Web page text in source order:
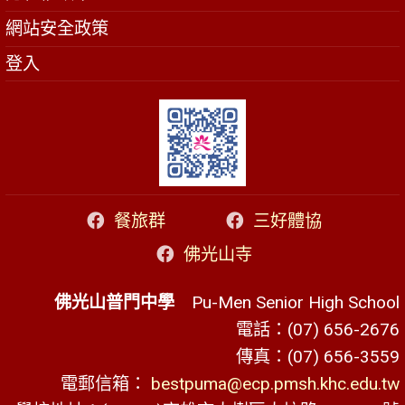
網站安全政策
登入
餐旅群
三好體協
佛光山寺
佛光山普門中學 Pu-Men Senior High School
電話：(07) 656-2676
傳真：(07) 656-3559
電郵信箱： bestpuma@ecp.pmsh.khc.edu.tw